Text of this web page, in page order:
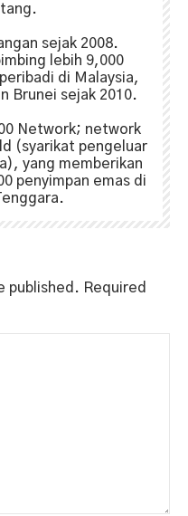
sejak 2008.
lebih 9,000
di Malaysia,
Brunei sejak 2010.
Network; network
(syarikat pengeluar
yang memberikan
penyimpan emas di
published. Required